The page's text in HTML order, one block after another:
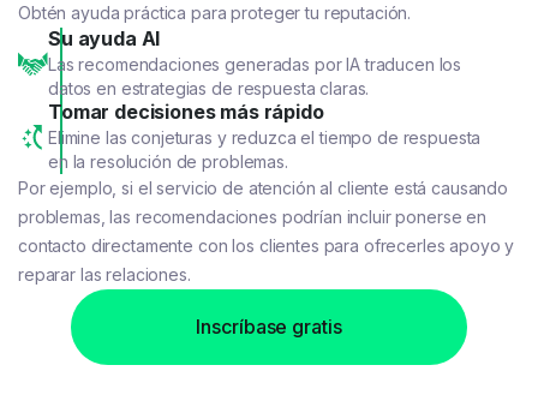
Obtén ayuda práctica para proteger tu reputación.
Su ayuda AI
Las recomendaciones generadas por IA traducen los
datos en estrategias de respuesta claras.
Tomar decisiones más rápido
Elimine las conjeturas y reduzca el tiempo de respuesta
en la resolución de problemas.
Por ejemplo, si el servicio de atención al cliente está causando
problemas, las recomendaciones podrían incluir ponerse en
contacto directamente con los clientes para ofrecerles apoyo y
reparar las relaciones.
Inscríbase gratis